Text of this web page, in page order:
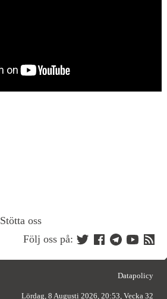
Stötta oss
Följ oss på:
Datapolicy
Lördag, 8 Augusti 2026, 20:53, Vecka 32